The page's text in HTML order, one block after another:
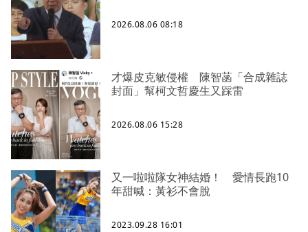
2026.08.06 08:18
才爆皮克敏侵權 陳智菡「合成雜誌
封面」幫柯文哲慶生又踩雷
2026.08.06 15:28
又一啦啦隊女神結婚！ 愛情長跑10
年甜喊：黃衫不會脫
2023.09.28 16:01